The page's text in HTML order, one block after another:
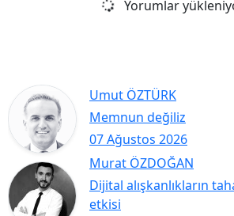
Yorumlar
Umut ÖZTÜRK
07 Ağustos 2026
Memnun değiliz
Murat ÖZDOĞAN
Dijital alışkanlıkların
etkisi